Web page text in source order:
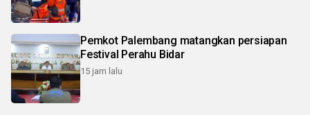
Pemkot Palembang matangkan persiapan
Festival Perahu Bidar
15 jam lalu